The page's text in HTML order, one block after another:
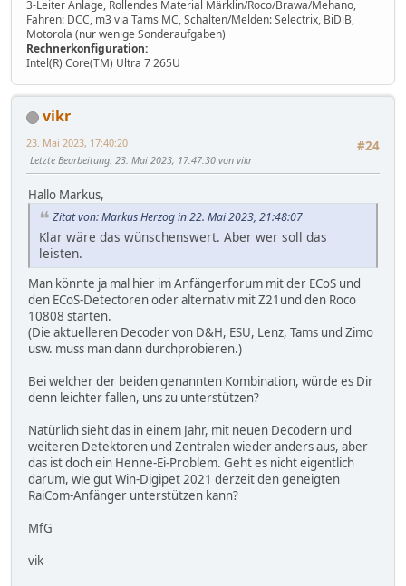
3-Leiter Anlage, Rollendes Material Märklin/Roco/Brawa/Mehano,
Fahren: DCC, m3 via Tams MC, Schalten/Melden: Selectrix, BiDiB,
Motorola (nur wenige Sonderaufgaben)
Rechnerkonfiguration:
Intel(R) Core(TM) Ultra 7 265U
vikr
#24
23. Mai 2023, 17:40:20
Letzte Bearbeitung: 23. Mai 2023, 17:47:30 von vikr
Hallo Markus,
Zitat von: Markus Herzog in 22. Mai 2023, 21:48:07
Klar wäre das wünschenswert. Aber wer soll das
leisten.
Man könnte ja mal hier im Anfängerforum mit der ECoS und
den ECoS-Detectoren oder alternativ mit Z21und den Roco
10808 starten.
(Die aktuelleren Decoder von D&H, ESU, Lenz, Tams und Zimo
usw. muss man dann durchprobieren.)
Bei welcher der beiden genannten Kombination, würde es Dir
denn leichter fallen, uns zu unterstützen?
Natürlich sieht das in einem Jahr, mit neuen Decodern und
weiteren Detektoren und Zentralen wieder anders aus, aber
das ist doch ein Henne-Ei-Problem. Geht es nicht eigentlich
darum, wie gut Win-Digipet 2021 derzeit den geneigten
RaiCom-Anfänger unterstützen kann?
MfG
vik